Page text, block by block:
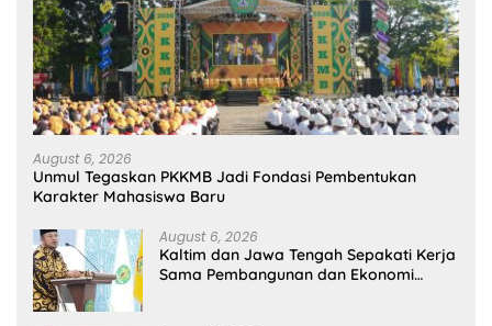
August 6, 2026
Unmul Tegaskan PKKMB Jadi Fondasi Pembentukan
Karakter Mahasiswa Baru
August 6, 2026
Kaltim dan Jawa Tengah Sepakati Kerja
Sama Pembangunan dan Ekonomi